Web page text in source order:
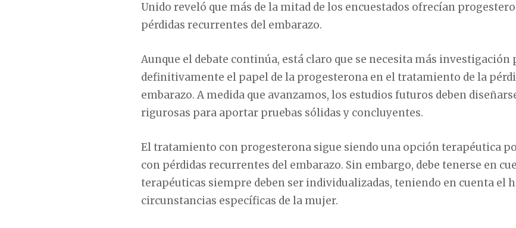
Unido reveló que más de la mitad de los encuestados ofrecían
pérdidas recurrentes del embarazo.
Aunque el debate continúa, está claro que se necesita más investigación
definitivamente el papel de la progesterona en el tratamiento de la
embarazo. A medida que avanzamos, los estudios futuros deben
rigurosas para aportar pruebas sólidas y concluyentes.
El tratamiento con progesterona sigue siendo una opción terapéutica
con pérdidas recurrentes del embarazo. Sin embargo, debe tenerse en
terapéuticas siempre deben ser individualizadas, teniendo en cuenta el
circunstancias específicas de la mujer.